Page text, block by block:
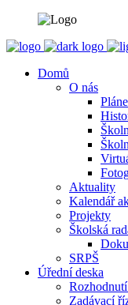
Domů
O nás
Aktuality
Kalendář
Projekty
Školská
SRPŠ
Úřední deska
Zadávací